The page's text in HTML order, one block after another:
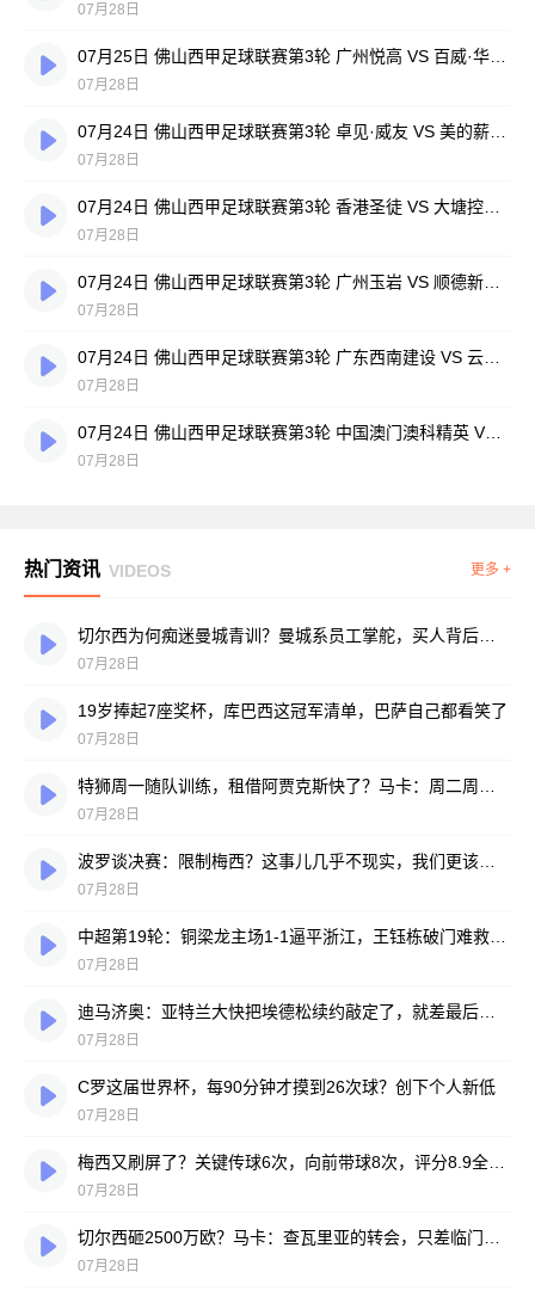
07月28日
07月28日
07月28日
07月28日
07月28日
07月28日
07月24日 佛山西甲足球联赛第3轮 中国澳门澳科精英 VS 藝品高國際 全场录像
07月28日
热门资讯 VIDEOS 更多 +
07月28日
19岁捧起7座奖杯，库巴西这冠军清单，巴萨自己都看笑了
07月28日
07月28日
07月28日
07月28日
07月28日
C罗这届世界杯，每90分钟才摸到26次球？创下个人新低
07月28日
07月28日
07月28日